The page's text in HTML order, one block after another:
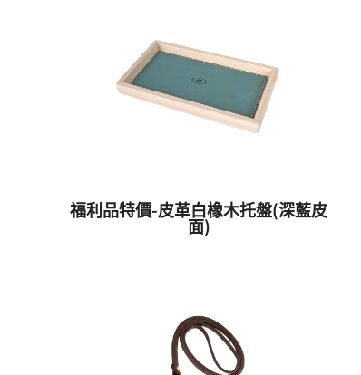
福利品特價-皮革白橡木托盤(深藍皮
面)